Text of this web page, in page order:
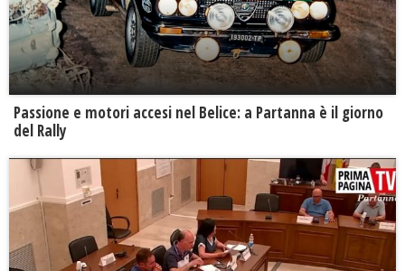
Passione e motori accesi nel Belice: a Partanna è il giorno
del Rally